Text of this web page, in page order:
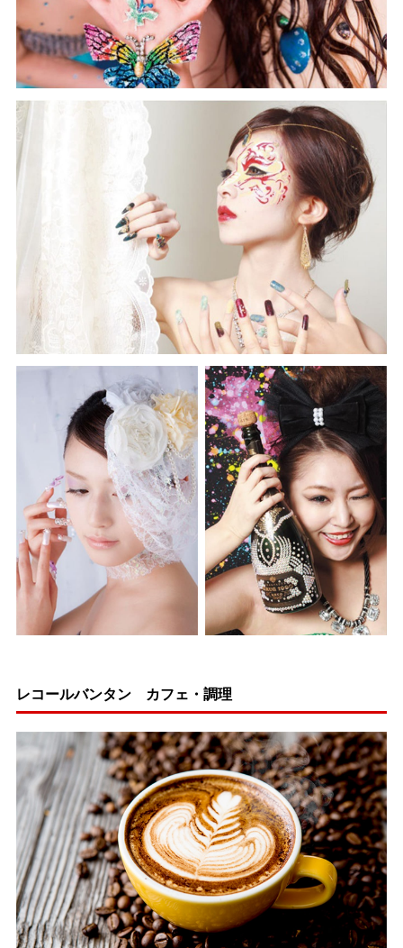
レコールバンタン カフェ・調理